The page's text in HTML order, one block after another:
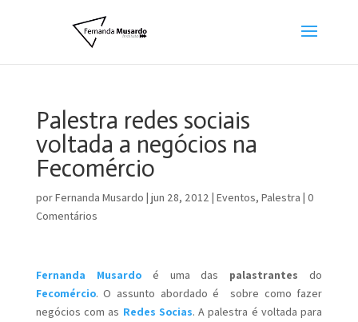
Palestra redes sociais
voltada a negócios na
Fecomércio
porFernanda Musardo | jun 28, 2012 | Eventos, Palestra | 0
Comentários
Fernanda Musardoé uma das palastrantes do
Fecomércio. O assunto abordado é sobre como fazer
negócios com as Redes Socias. A palestra é voltada para